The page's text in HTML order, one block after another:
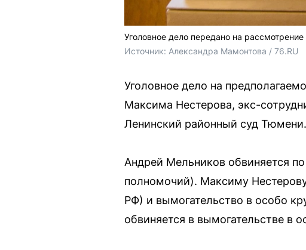
Уголовное дело передано на рассмотрение
Источник: Александра Мамонтова / 76.RU
Уголовное дело на
Максима Нестерова, экс-
Ленинский районный суд
Андрей Мельников обвиняется
полномочий). Максиму
РФ) и вымогательство в особо
обвиняется в вымогательстве в